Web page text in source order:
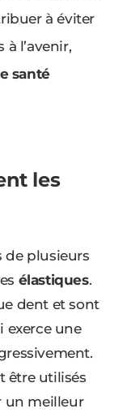
à éviter
l’avenir,
santé
les
de plusieurs
élastiques.
dent et sont
exerce une
être utilisés
un meilleur